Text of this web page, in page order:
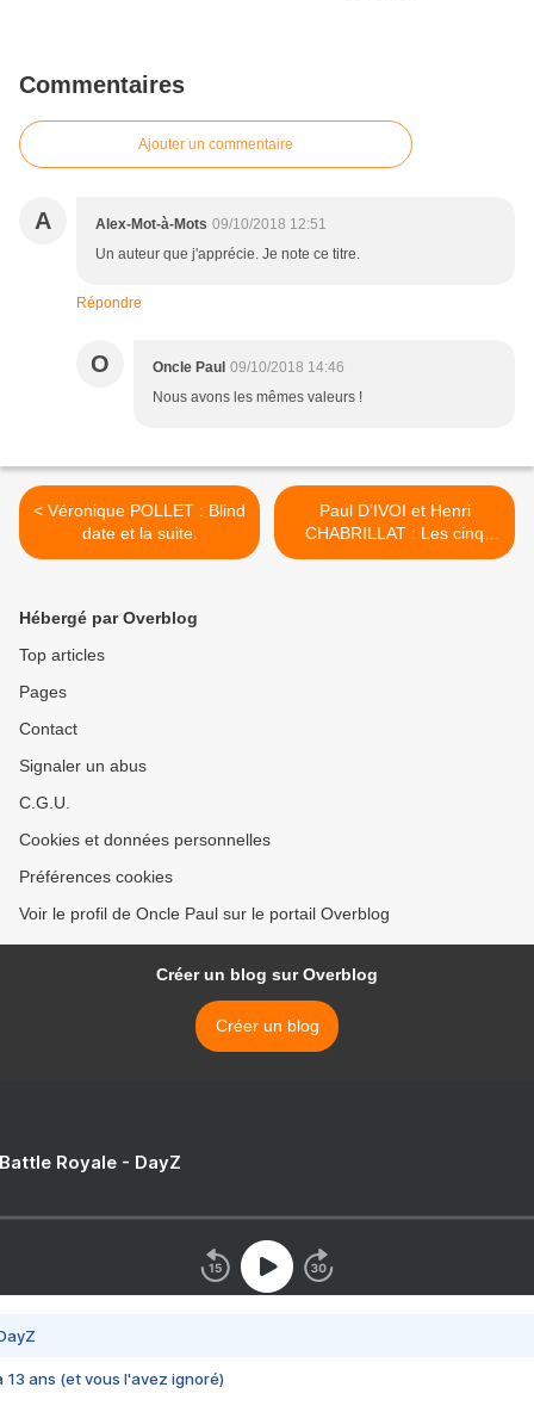
Commentaires
Ajouter un commentaire
A Alex-Mot-à-Mots 09/10/2018 12:51
Un auteur que j'apprécie. Je note ce titre.
Répondre
O Oncle Paul 09/10/2018 14:46
Nous avons les mêmes valeurs !
< Véronique POLLET : Blind
date et la suite.
Paul D’IVOI et Henri
CHABRILLAT : Les cinq
sous de Lavarède. >
Hébergé par Overblog
Top articles
Pages
Contact
Signaler un abus
C.G.U.
Cookies et données personnelles
Préférences cookies
Voir le profil de Oncle Paul sur le portail Overblog
Créer un blog sur Overblog
Créer un blog
Royale - DayZ
13 ans (et vous l'avez ignoré)